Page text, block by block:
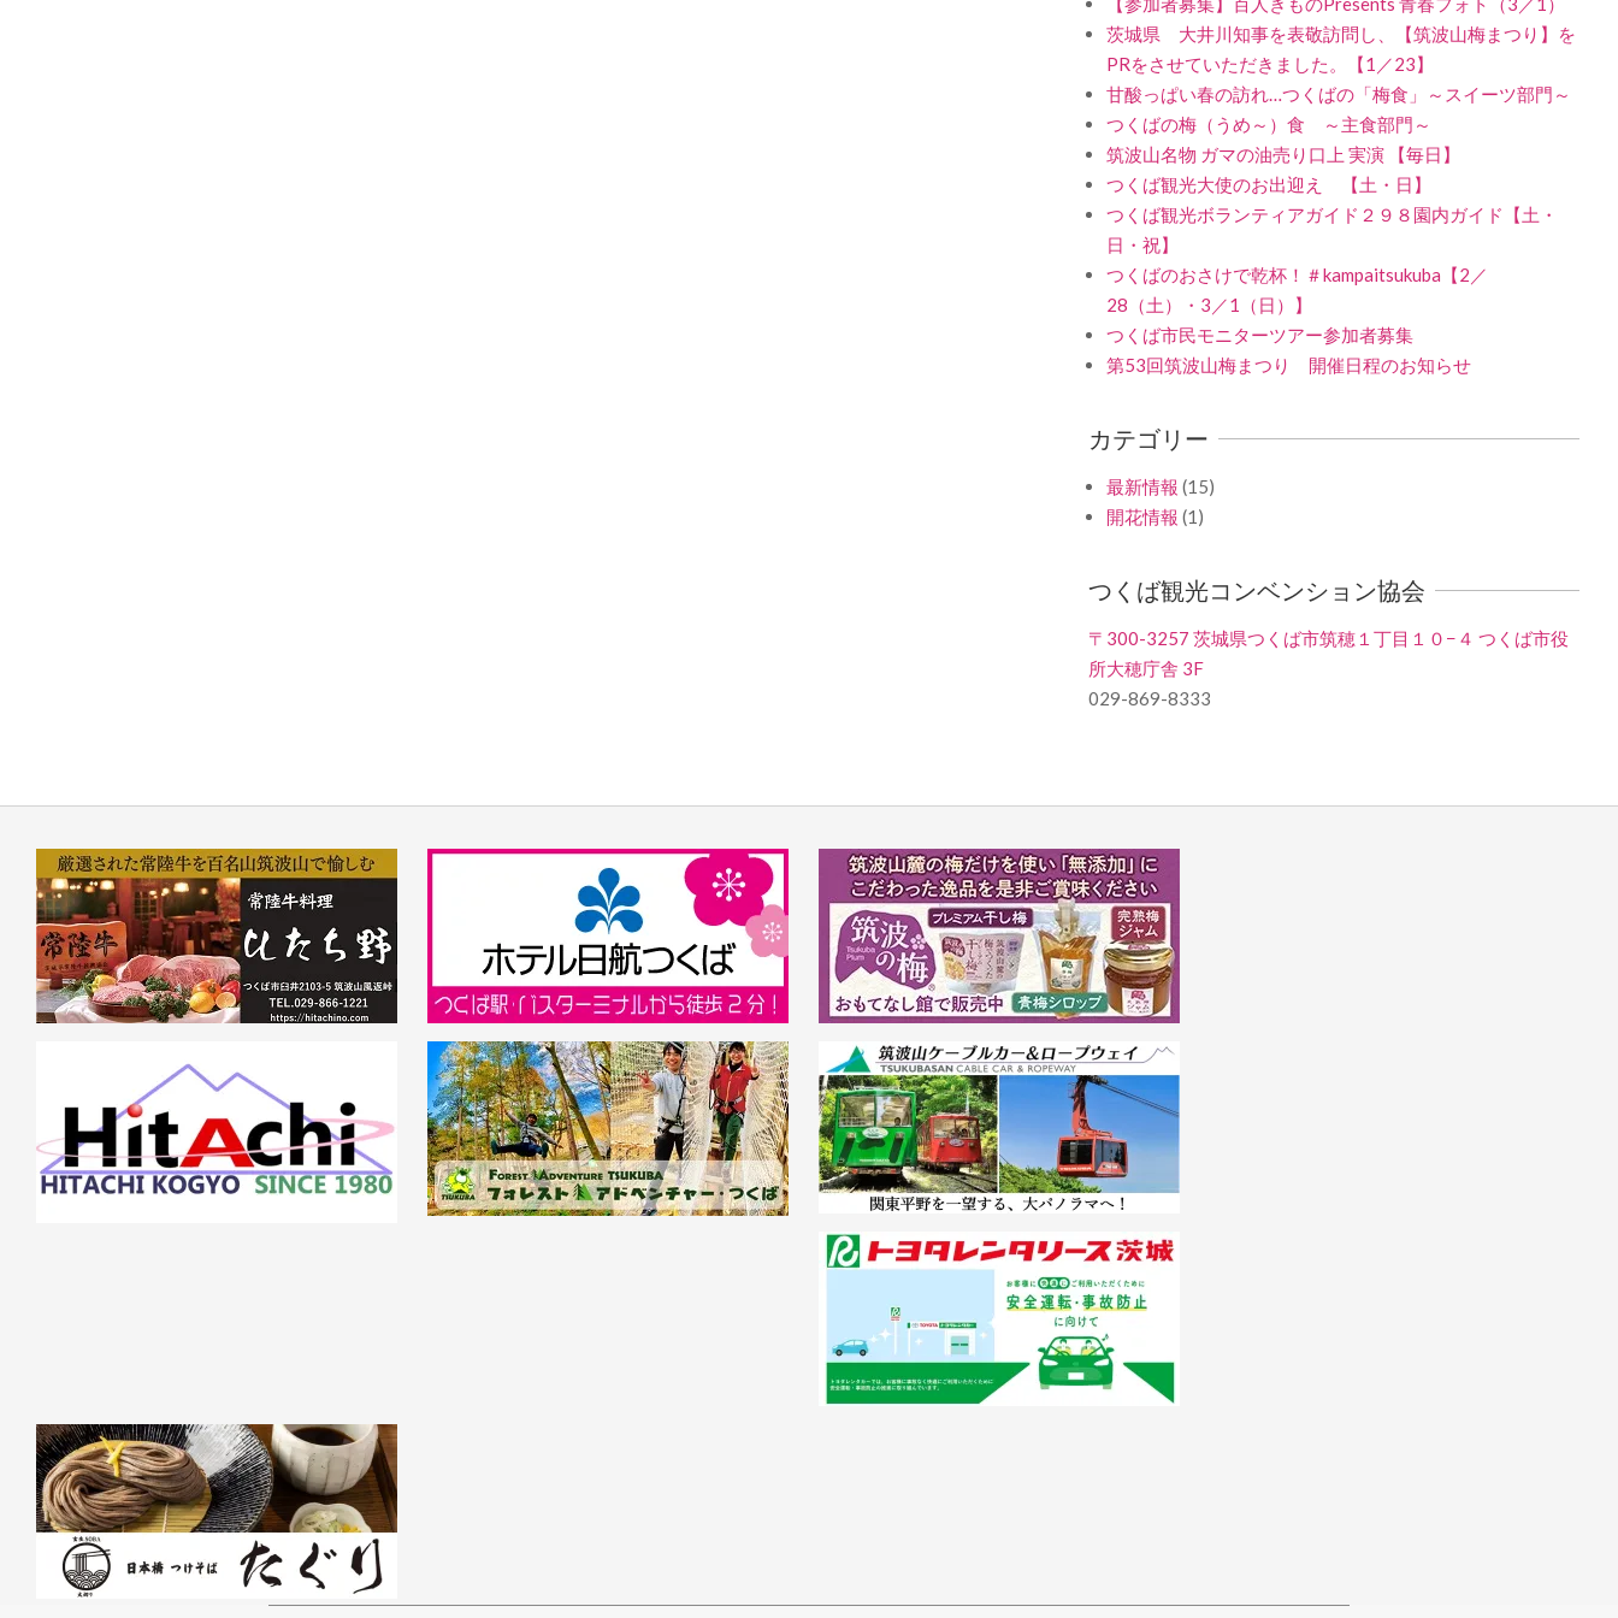
茨城県 大井川知事を表敬訪問し、【筑波山梅まつり】を
PRをさせていただきました。【1／23】
甘酸っぱい春の訪れ…つくばの「梅食」～スイーツ部門～
つくばの梅（うめ～）食 ～主食部門～
筑波山名物 ガマの油売り口上 実演 【毎日】
つくば観光大使のお出迎え 【土・日】
つくば観光ボランティアガイド２９８園内ガイド【土・
日・祝】
つくばのおさけで乾杯！＃kampaitsukuba【2／
28（土）・3／1（日）】
つくば市民モニターツアー参加者募集
第53回筑波山梅まつり 開催日程のお知らせ
カテゴリー
最新情報 (15)
開花情報 (1)
つくば観光コンベンション協会
〒300-3257 茨城県つくば市筑穂１丁目１０−４ つくば市役
所大穂庁舎 3F
029-869-8333